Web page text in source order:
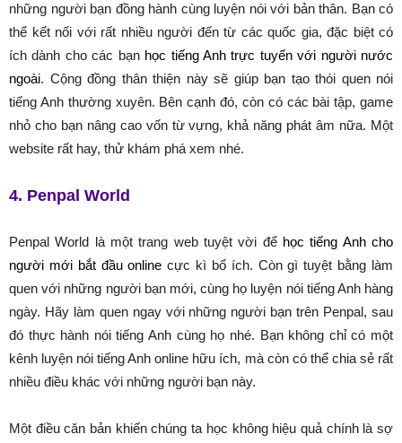
những người bạn đồng hành cùng luyện nói với bản thân. Bạn có
thể kết nối với rất nhiều người đến từ các quốc gia, đặc biệt có
ích dành cho các bạn học tiếng Anh trực tuyến với người nước
ngoài. Cộng đồng thân thiện này sẽ giúp bạn tạo thói quen nói
tiếng Anh thường xuyên. Bên cạnh đó, còn có các bài tập, game
nhỏ cho bạn nâng cao vốn từ vựng, khả năng phát âm nữa. Một
website rất hay, thử khám phá xem nhé.
4. Penpal World
Penpal World là một trang web tuyệt vời để học tiếng Anh cho
người mới bắt đầu online cực kì bổ ích. Còn gì tuyệt bằng làm
quen với những người bạn mới, cùng họ luyện nói tiếng Anh hàng
ngày. Hãy làm quen ngay với những người bạn trên Penpal, sau
đó thực hành nói tiếng Anh cùng họ nhé. Bạn không chỉ có một
kênh luyện nói tiếng Anh online hữu ích, mà còn có thể chia sẻ rất
nhiều điều khác với những người bạn này.
Một điều căn bản khiến chúng ta học không hiệu quả chính là sợ